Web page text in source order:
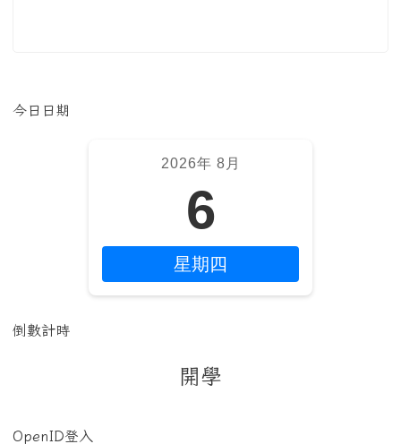
左邊區域內容
今日日期
2026年 8月
6
星期四
倒數計時
開學
OpenID登入